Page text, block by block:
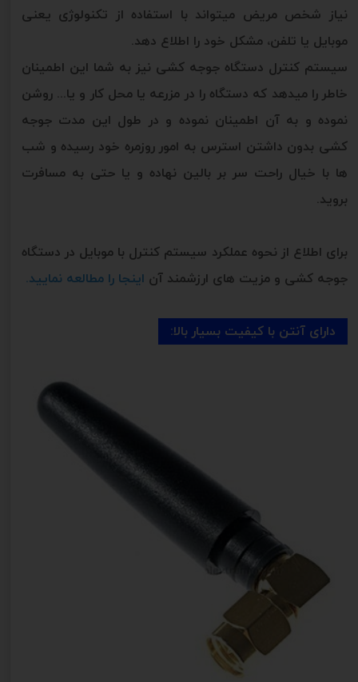
نیاز شخص مریض میتواند با استفاده از تکنولوژی یعنی
موبایل یا تلفن، مشکل خود را اطلاع دهد.
سیستم کنترل دستگاه جوجه کشی نیز به شما این اطمینان
خاطر را میدهد که دستگاه را در مزرعه یا محل کار و یا... روشن
نموده و به آن اطمینان نموده و در طول این مدت جوجه
کشی بدون داشتن استرس به امور روزمره خود رسیده و شب
ها با خیال راحت سر بر بالین نهاده و یا حتی به مسافرت
بروید.
برای اطلاع از نحوه عملکرد سیستم کنترل با موبایل در دستگاه
جوجه کشی و مزیت های ارزشمند آن اینجا را مطالعه نمایید.
دارای آنتن با کیفیت بسیار بالا: